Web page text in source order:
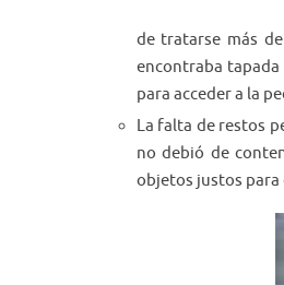
de tratarse más
encontraba tapada
para acceder a la
La falta de restos
no debió de
objetos justos para